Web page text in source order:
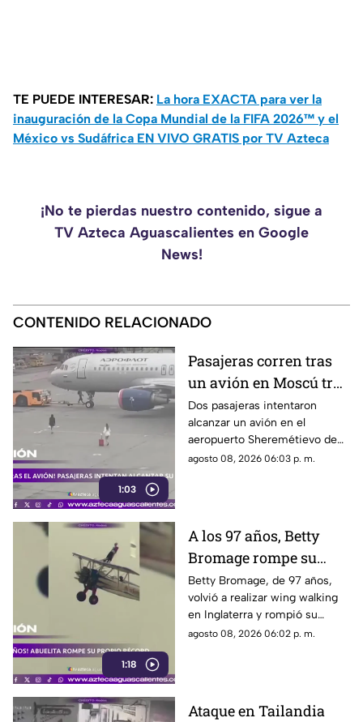
TE PUEDE INTERESAR: La hora EXACTA para ver la
inauguración de la Copa Mundial de la FIFA 2026™ y el
México vs Sudáfrica EN VIVO GRATIS por TV Azteca
¡No te pierdas nuestro contenido, sigue a
TV Azteca Aguascalientes en Google
News!
CONTENIDO RELACIONADO
1:03
Pasajeras corren tras
un avión en Moscú tras
llegar tarde a su vuelo
Dos pasajeras intentaron
alcanzar un avión en el
aeropuerto Sheremétievo de
Moscú tras llegar tarde a su
agosto 08, 2026 06:03 p. m.
1:18
A los 97 años, Betty
Bromage rompe su
propio récord Guinness
en las alturas
Betty Bromage, de 97 años,
volvió a realizar wing walking
en Inglaterra y rompió su
propio récord Guinness tras
agosto 08, 2026 06:02 p. m.
Ataque en Tailandia